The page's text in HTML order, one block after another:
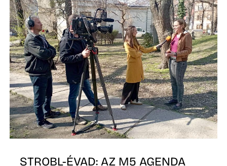
STROBL-ÉVAD: AZ M5 AGENDA